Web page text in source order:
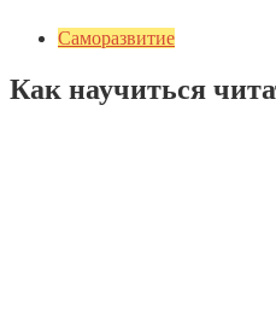
Саморазвитие
Как научиться